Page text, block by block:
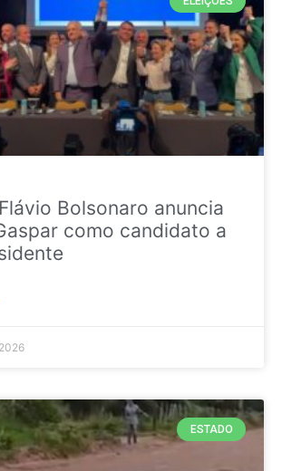
Bolsonaro anuncia
como candidato a
ESTADO